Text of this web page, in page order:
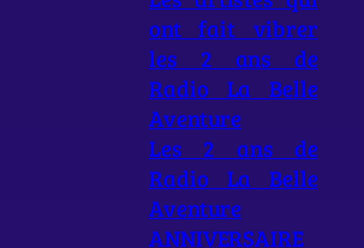
ont fait vibrer
les 2 ans de
Radio La Belle
Aventure
Les 2 ans de
Radio La Belle
Aventure
ANNIVERSAIRE